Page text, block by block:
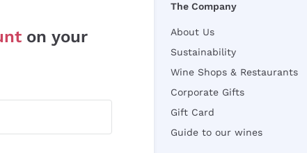
on your
The Company
About Us
Sustainability
Wine Shops & Restaurants
Corporate Gifts
Gift Card
Guide to our wines